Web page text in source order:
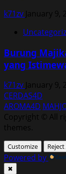
k71zv January 9,
Burung
yang
k71zv January 9,
CERDAS4D
AROMA4D
Copyright © All
themes.
Customize Reject
Powered by
✖